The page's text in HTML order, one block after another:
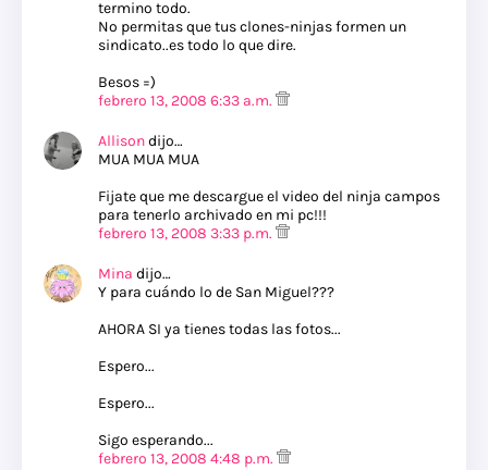
termino todo.
No permitas que tus clones-ninjas formen un
sindicato..es todo lo que dire.
Besos =)
febrero 13, 2008 6:33 a.m.
Allisondijo…
MUA MUA MUA
Fijate que me descargue el video del ninja campos
para tenerlo archivado en mi pc!!!
febrero 13, 2008 3:33 p.m.
Mina dijo…
Y para cuándo lo de San Miguel???
AHORA SI ya tienes todas las fotos...
Espero...
Espero...
Sigo esperando...
febrero 13, 2008 4:48 p.m.